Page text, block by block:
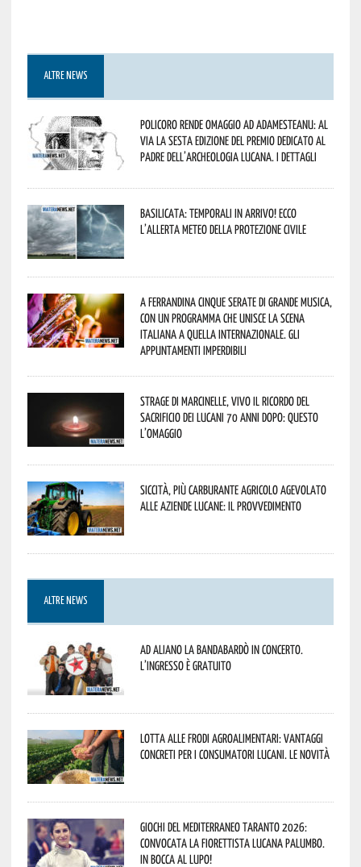
ALTRE NEWS
Policoro rende omaggio ad Adamesteanu: al
via la sesta edizione del Premio dedicato al
padre dell’archeologia lucana. I dettagli
Basilicata: temporali in arrivo! Ecco
l’allerta meteo della Protezione civile
A Ferrandina cinque serate di grande musica,
con un programma che unisce la scena
italiana a quella internazionale. Gli
appuntamenti imperdibili
Strage di Marcinelle, vivo il ricordo del
sacrificio dei lucani 70 anni dopo: questo
l’omaggio
Siccità, più carburante agricolo agevolato
alle aziende lucane: il provvedimento
ALTRE NEWS
Ad Aliano la Bandabardò in concerto.
L’ingresso è gratuito
Lotta alle frodi agroalimentari: vantaggi
concreti per i consumatori lucani. Le novità
Giochi del Mediterraneo Taranto 2026:
convocata la fiorettista lucana Palumbo.
In bocca al lupo!